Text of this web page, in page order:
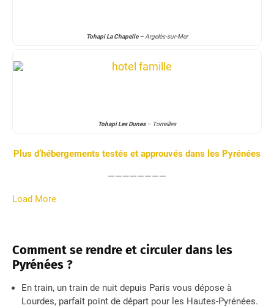
Tohapi La Chapelle– Argelès-sur-Mer
Tohapi Les Dunes– Torreilles
Plus d’hébergements testés et approuvés dans les Pyrénées
————————
Load More
Comment se rendre et circuler dans les
Pyrénées ?
En train, un train de nuit depuis Paris vous dépose à
Lourdes, parfait point de départ pour les Hautes-Pyrénées.